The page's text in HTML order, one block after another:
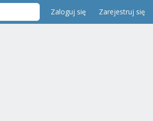
Zaloguj się Zarejestruj się